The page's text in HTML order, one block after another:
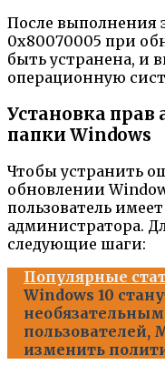
После выполнения
0x80070005 при
быть устранена, и
операционную
Установка прав
папки Windows
Чтобы устранить
обновлении
пользователь
администратора.
следующие шаги:
Популярные
Windows 10
пользователей,
изменить